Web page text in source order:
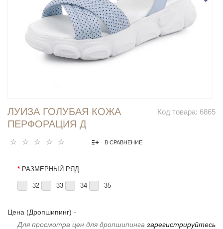
Код товара: 6865
ЛУИЗА ГОЛУБАЯ КОЖА
ПЕРФОРАЦИЯ Д
В СРАВНЕНИЕ
* РАЗМЕРНЫЙ РЯД
32 33 34 35
Цена (Дропшипинг) -
Для просмотра цен для дропшипинга зарегистрируйтесь